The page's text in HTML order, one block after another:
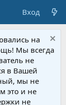
Вход
на
Мы всегда
не
в Вашей
мы не
это и не
не